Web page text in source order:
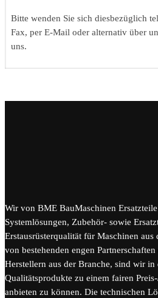
Bitte wenden Sie sich diesbezüglich
Fax, per E-Mail oder alternativ über
uns.
Wir von BME BauMaschinen
Systemlösungen, Zubehör- sowie
Erstausrüsterqualität für Maschinen
von bestehenden engen
Herstellern aus der Branche, sind wir in
Qualitätsprodukte zu einem fairen
anbieten zu können. Die technischen